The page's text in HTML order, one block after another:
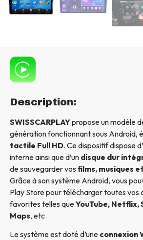
Description:
SWISSCARPLAYpropose un modèle
génération fonctionnant sous Android,
tactile Full HD. Ce dispositif dispose
interne ainsi que d’un disque dur
de sauvegarder vos films, musiques
Grâce à son système Android, vous
Play Store pour télécharger toutes vos
favorites telles queYouTube, Netflix,
Maps, etc.
Le système est doté d’une connexion